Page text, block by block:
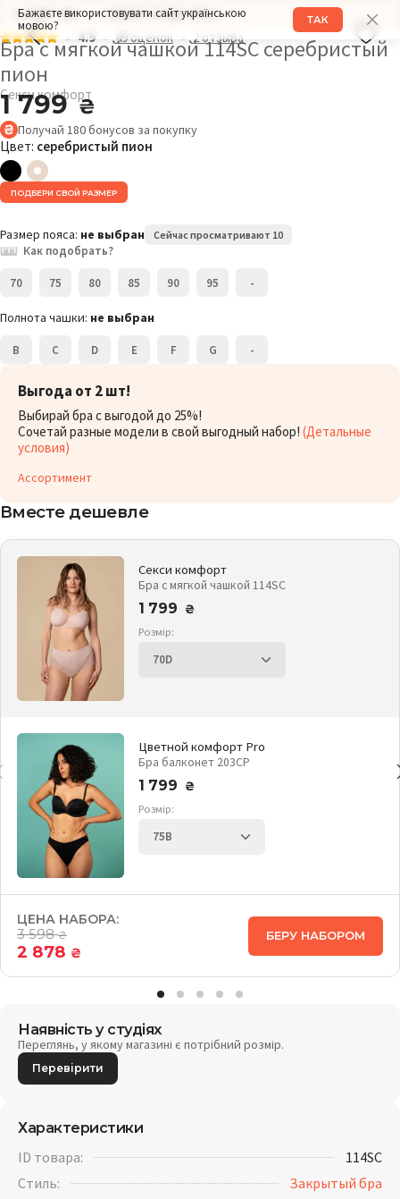
Бажаєте використовувати сайт українською
мовою?
ТАК
РАЗМЕР: 75E ОБХВАТ ГРУДИ: 98СМ
4.9 49 оценок 2 отзыва
Бра с мягкой чашкой 114SC серебристый
пион
Секси комфорт
1 799₴
Получай 180бонусов за покупку
Цвет: серебристый пион
ПОДБЕРИ СВОЙ РАЗМЕР
Размер пояса: не выбран Сейчас просматривают 10
Как подобрать?
70 75 80 85 90 95 -
Полнота чашки: не выбран
B C D E F G -
Выгода от 2 шт!
Выбирай бра с выгодой до 25%!
Сочетай разные модели в свой выгодный набор! (Детальные
условия)
Ассортимент
Вместе дешевле
Секси комфорт
Бра с мягкой чашкой 114SC
1 799
₴
Розмір:
Цветной комфорт Pro
Бра балконет 203CP
1 799
₴
Розмір:
ЦЕНА НАБОРА:
3 598₴
2 878 ₴
БЕРУ НАБОРОМ
Наявність у студіях
Переглянь, у якому магазині є потрібний розмір.
Перевірити
Характеристики
ID товара:
114SC
Стиль:
Закрытый бра